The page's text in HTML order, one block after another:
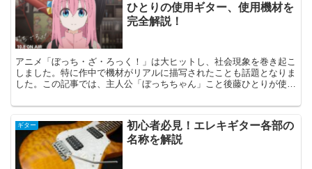
ひとりの使用ギター、使用機材を
完全解説！
アニメ「ぼっち・ざ・ろっく！」は大ヒットし、社会現象を巻き起こ
しました。特に作中で機材がリアルに描写されたことも話題となりま
した。この記事では、主人公「ぼっちちゃん」こと後藤ひとりが使用
ギター
初心者必見！エレキギター各部の
名称を解説